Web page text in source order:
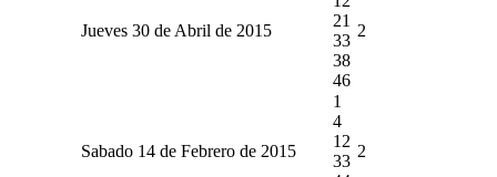
Jueves 30 de Abril de 2015
21
33
38
46
2
Sabado 14 de Febrero de 2015
1
4
12
33
2